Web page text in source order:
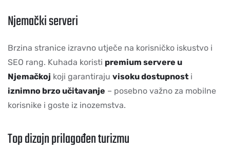
Njemački serveri
Brzina stranice izravno utječe na korisničko iskustvo i
SEO rang. Kuhada koristi premium servere u
Njemačkoj koji garantiraju visoku dostupnost i
iznimno brzo učitavanje – posebno važno za mobilne
korisnike i goste iz inozemstva.
Top dizajn prilagođen turizmu